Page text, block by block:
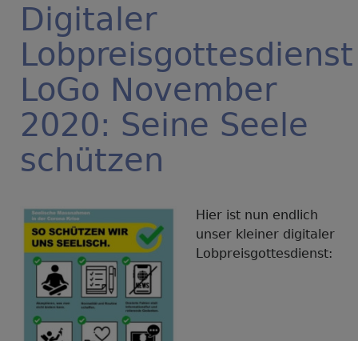
Digitaler
Lobpreisgottesdienst
LoGo November
2020: Seine Seele
schützen
Hier ist nun endlich
unser kleiner digitaler
Lobpreisgottesdienst: